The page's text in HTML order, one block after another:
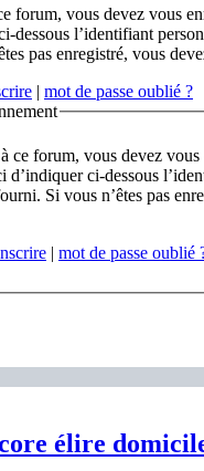
forum, vous devez vous
dessous l’identifiant
pas enregistré, vous
| mot de passe oublié ?
au
| mot de passe oublié
élire